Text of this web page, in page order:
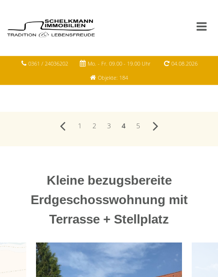
0361 / 24036202 Mo. - Fr. 09.00 - 19.00 Uhr
04.08.2026
Objekte: 184
1 2 3 4 5
Kleine bezugsbereite
Erdgeschosswohnung mit
Terrasse + Stellplatz